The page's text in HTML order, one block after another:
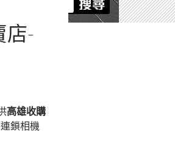
店-
高雄收購
鎖相機